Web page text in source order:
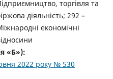
торгівля та
діяльність; 292 –
економічні
«Б»):
2022 року № 530